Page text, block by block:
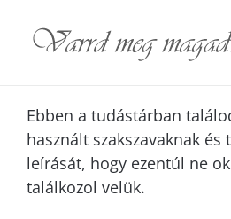
content
Ebben a tudástárban
használt szakszavaknak és
leírását, hogy ezentúl ne
találkozol velük.